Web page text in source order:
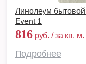
Линолеум бытовой
Event 1
816 руб. / за кв. м.
Подробнее